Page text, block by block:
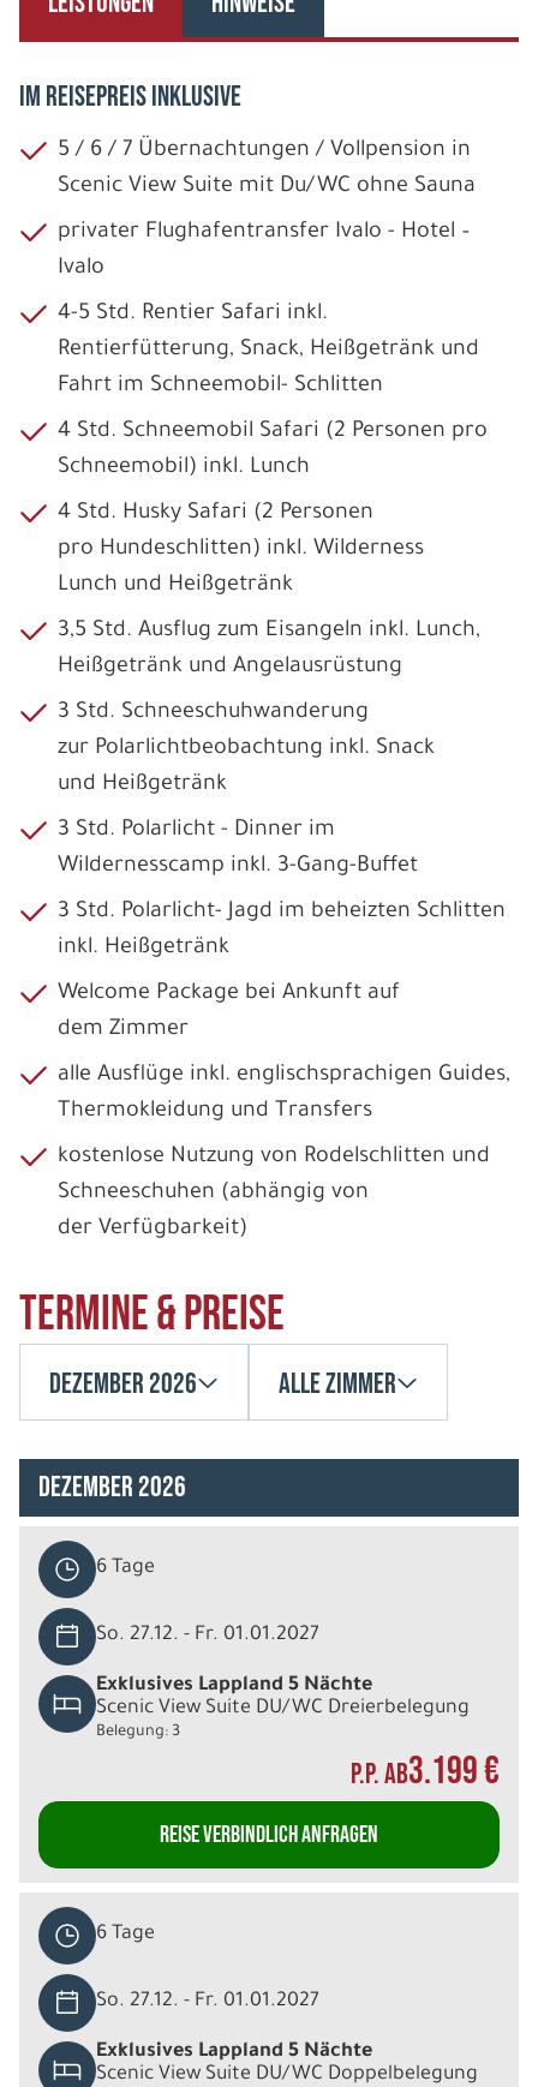
IM REISEPREIS INKLUSIVE
5 / 6 / 7 Übernachtungen / Vollpension in
Scenic View Suite mit Du/WC ohne Sauna
privater Flughafentransfer Ivalo - Hotel –
Ivalo
4-5 Std. Rentier Safari inkl.
Rentierfütterung, Snack, Heißgetränk und
Fahrt im Schneemobil- Schlitten
4 Std. Schneemobil Safari (2 Personen pro
Schneemobil) inkl. Lunch
4 Std. Husky Safari (2 Personen
pro Hundeschlitten) inkl. Wilderness
Lunch und Heißgetränk
3,5 Std. Ausflug zum Eisangeln inkl. Lunch,
Heißgetränk und Angelausrüstung
3 Std. Schneeschuhwanderung
zur Polarlichtbeobachtung inkl. Snack
und Heißgetränk
3 Std. Polarlicht - Dinner im
Wildernesscamp inkl. 3-Gang-Buffet
3 Std. Polarlicht- Jagd im beheizten Schlitten
inkl. Heißgetränk
Welcome Package bei Ankunft auf
dem Zimmer
alle Ausflüge inkl. englischsprachigen Guides,
Thermokleidung und Transfers
kostenlose Nutzung von Rodelschlitten und
Schneeschuhen (abhängig von
der Verfügbarkeit)
Termine & Preise
Dezember 2026 Alle Zimmer
Dezember 2026
6 Tage
So. 27.12. - Fr. 01.01.2027
Exklusives Lappland 5 Nächte
Scenic View Suite DU/WC Dreierbelegung
Belegung: 3
P.P. AB3.199 €
REISE VERBINDLICH ANFRAGEN
6 Tage
So. 27.12. - Fr. 01.01.2027
Exklusives Lappland 5 Nächte
Scenic View Suite DU/WC Doppelbelegung